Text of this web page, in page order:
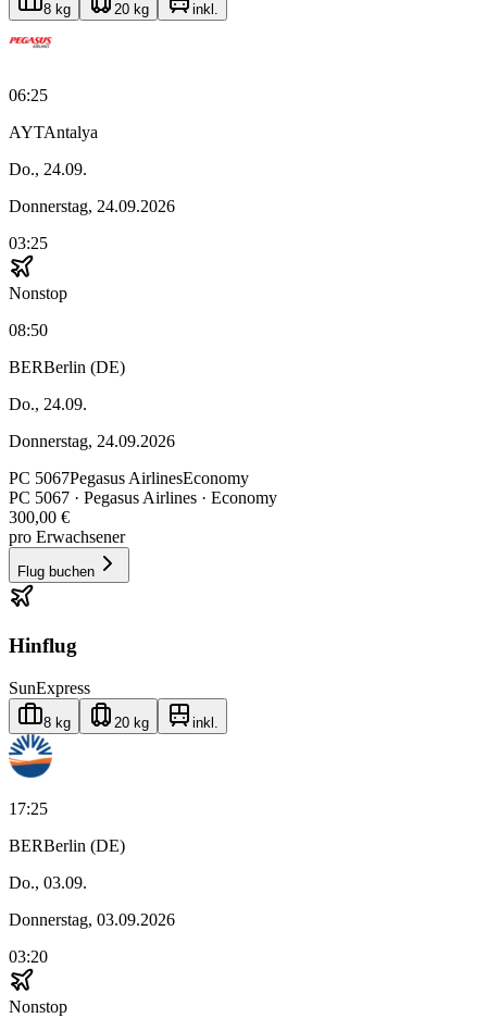
8 kg 20 kg inkl.
06:25
AYTAntalya
Do., 24.09.
Donnerstag, 24.09.2026
03:25
Nonstop
08:50
BERBerlin (DE)
Do., 24.09.
Donnerstag, 24.09.2026
PC 5067Pegasus AirlinesEconomy
PC 5067 · Pegasus Airlines · Economy
300,00 €
pro Erwachsener
Flug buchen
Hinflug
SunExpress
8 kg 20 kg inkl.
17:25
BERBerlin (DE)
Do., 03.09.
Donnerstag, 03.09.2026
03:20
Nonstop